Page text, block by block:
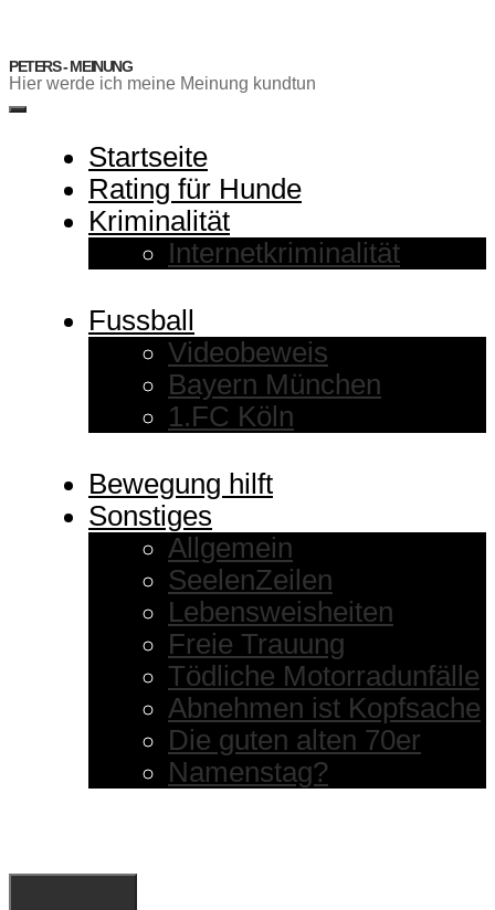
springen
PETERS - MEINUNG
Hier werde ich meine Meinung kundtun
Menü
Startseite
Rating für Hunde
Kriminalität
Internetkriminalität
Fussball
Videobeweis
Bayern München
1.FC Köln
Bewegung hilft
Sonstiges
Allgemein
SeelenZeilen
Lebensweisheiten
Freie Trauung
Tödliche Motorradunfälle
Abnehmen ist Kopfsache
Die guten alten 70er
Namenstag?